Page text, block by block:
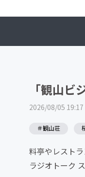
「観山
2026/08/05 19:17
＃観山荘
料亭やレスト
ラジオトーク